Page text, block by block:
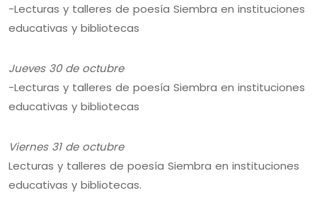
-Lecturas y talleres de poesía Siembra en instituciones
educativas y bibliotecas
Jueves 30 de octubre
-Lecturas y talleres de poesía Siembra en instituciones
educativas y bibliotecas
Viernes 31 de octubre
Lecturas y talleres de poesía Siembra en instituciones
educativas y bibliotecas.